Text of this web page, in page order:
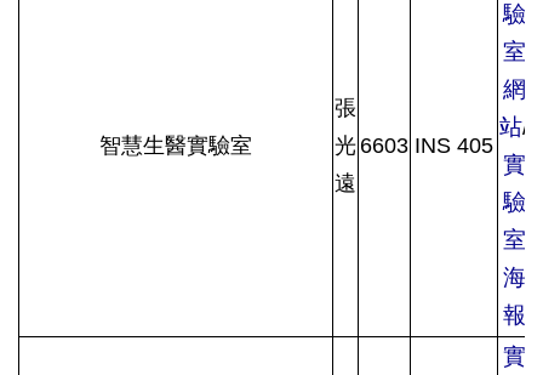
智慧生醫實驗室
張
光
遠
6603 INS 405
驗
室
網
站/
實
驗
室
海
報
實